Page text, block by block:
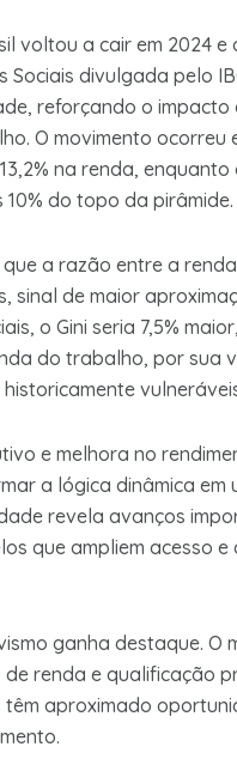
voltou a cair em 2024 e
divulgada pelo
reforçando o
O movimento ocorreu
na renda,
10% do topo da pirâmide.
a razão entre a
sinal de maior
o Gini seria 7,5%
do trabalho, por sua
e melhora no
a lógica dinâmica em
revela avanços
que ampliem acesso
ganha destaque.
renda e qualificação
têm aproximado